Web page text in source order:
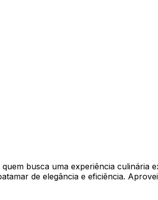
busca uma experiência culinária
de elegância e eficiência.